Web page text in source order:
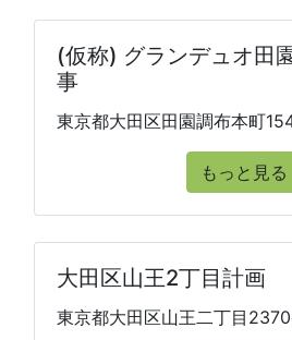
(仮称) グランデュオ田
事
東京都大田区田園調布本町
もっと見る
大田区山王2丁目計画
東京都大田区山王二丁目